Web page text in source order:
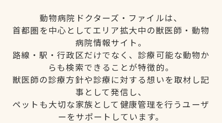
動物病院ドクターズ・ファイルは、
首都圏を中心としてエリア拡大中の獣医師・動物
病院情報サイト。
路線・駅・行政区だけでなく、診療可能な動物か
らも検索できることが特徴的。
獣医師の診療方針や診療に対する想いを取材し記
事として発信し、
ペットも大切な家族として健康管理を行うユーザ
ーをサポートしています。